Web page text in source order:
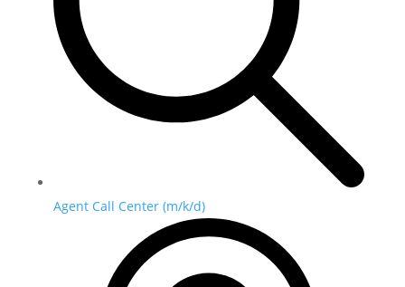
Agent Call Center (m/k/d)